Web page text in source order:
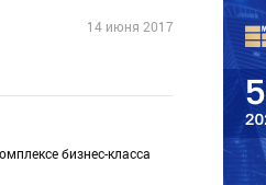
14 июня 2017
бизнес-класса